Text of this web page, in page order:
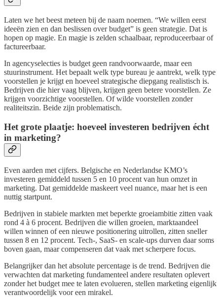
Laten we het beest meteen bij de naam noemen. “We willen eerst
ideeën zien en dan beslissen over budget” is geen strategie. Dat is
hopen op magie. En magie is zelden schaalbaar, reproduceerbaar of
factureerbaar.
In agencyselecties is budget geen randvoorwaarde, maar een
stuurinstrument. Het bepaalt welk type bureau je aantrekt, welk type
voorstellen je krijgt en hoeveel strategische diepgang realistisch is.
Bedrijven die hier vaag blijven, krijgen geen betere voorstellen. Ze
krijgen voorzichtige voorstellen. Of wilde voorstellen zonder
realiteitszin. Beide zijn problematisch.
Het grote plaatje: hoeveel investeren bedrijven écht
in marketing?
Even aarden met cijfers. Belgische en Nederlandse KMO’s
investeren gemiddeld tussen 5 en 10 procent van hun omzet in
marketing. Dat gemiddelde maskeert veel nuance, maar het is een
nuttig startpunt.
Bedrijven in stabiele markten met beperkte groeiambitie zitten vaak
rond 4 à 6 procent. Bedrijven die willen groeien, marktaandeel
willen winnen of een nieuwe positionering uitrollen, zitten sneller
tussen 8 en 12 procent. Tech-, SaaS- en scale-ups durven daar soms
boven gaan, maar compenseren dat vaak met scherpere focus.
Belangrijker dan het absolute percentage is de trend. Bedrijven die
verwachten dat marketing fundamenteel andere resultaten oplevert
zonder het budget mee te laten evolueren, stellen marketing eigenlijk
verantwoordelijk voor een mirakel.